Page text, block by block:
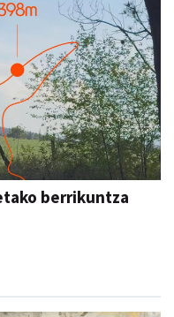
berrikuntza